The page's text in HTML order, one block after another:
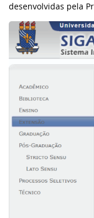
desenvolvidas pela